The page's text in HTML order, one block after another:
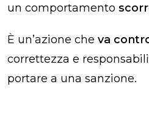
un comportamento
È un’azione che va
correttezza e
portare a una sanzione.